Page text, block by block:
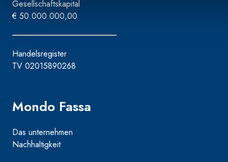
Gesellschaftskapital
€ 50.000.000,00
Handelsregister
TV 02015890268
Mondo Fassa
Das unternehmen
Nachhaltigkeit